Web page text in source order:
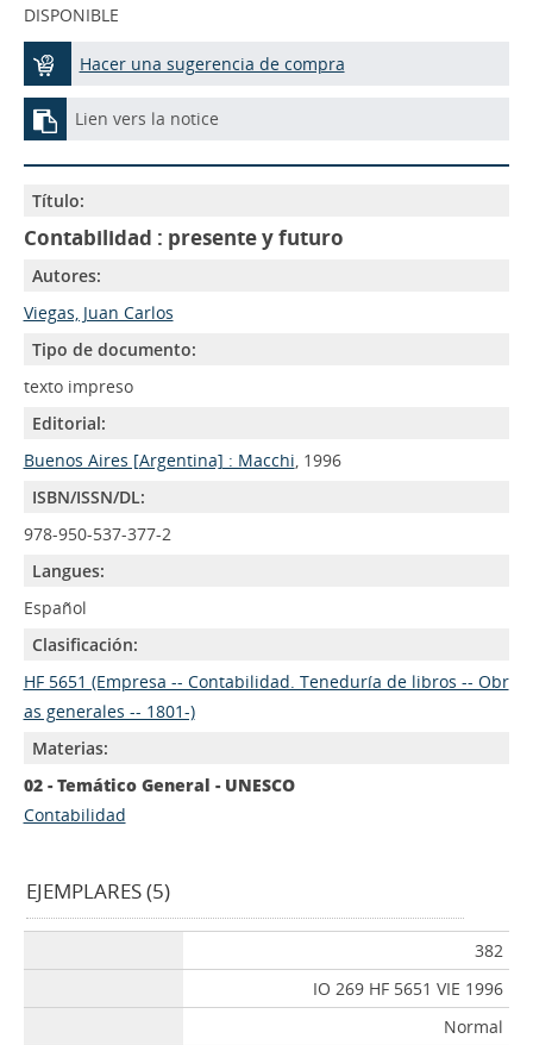
DISPONIBLE
Hacer una sugerencia de compra
Lien vers la notice
Título:
Contabilidad : presente y futuro
Autores:
Viegas, Juan Carlos
Tipo de documento:
texto impreso
Editorial:
Buenos Aires [Argentina] : Macchi, 1996
ISBN/ISSN/DL:
978-950-537-377-2
Langues:
Español
Clasificación:
HF 5651 (Empresa -- Contabilidad. Teneduría de libros -- Obr
as generales -- 1801-)
Materias:
02 - Temático General - UNESCO
Contabilidad
EJEMPLARES (5)
382
IO 269 HF 5651 VIE 1996
Normal